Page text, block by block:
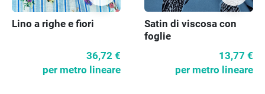
Lino a righe e fiori
36,72 €
per metro lineare
Satin di viscosa con
foglie
13,77 €
per metro lineare